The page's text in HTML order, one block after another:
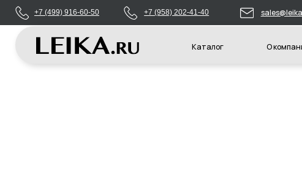
+7 (958) 202-41-40
+7 (499) 916-60-50 sales@leikashop.ru